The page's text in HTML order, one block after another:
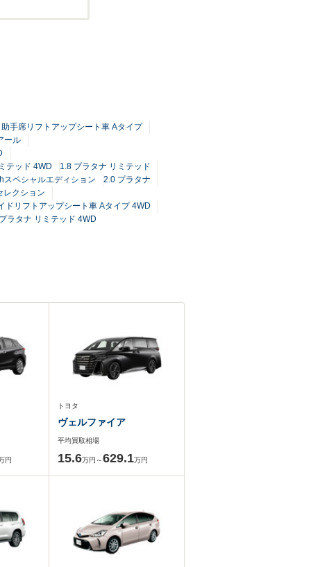
手席リフトアップシート車 Aタイプ
ール
テッド 4WD
1.8 プラタナ リミテッド
スペシャルエディション
2.0 プラタナ
レクション
ドリフトアップシート車 Aタイプ 4WD
ラタナ リミテッド 4WD
円
トヨタ
ヴェルファイア
平均買取相場
15.6万円～629.1万円